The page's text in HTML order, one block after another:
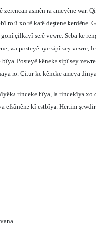
asmên ra ameyêne war.
ro û xo rê karê deştene kerdêne.
çilkayî serê vewre. Seba ke
wa posteyê aye sipî sey vewre,
Posteyê kêneke sipî sey
ro. Çitur ke kêneke ameya
rindeke bîya, la rindekîya xo
efsûnêne kî estbîya. Hertim